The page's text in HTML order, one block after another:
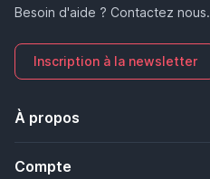
Besoin d'aide ? Contactez nous.
Inscription à la newsletter
À propos
Compte